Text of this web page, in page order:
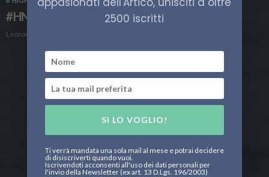
#HN24Daily, Diario di Bordo 20 Luglio
Leonardo Parigi
2500 iscritti
SI LO VOGLIO!
Ti verrà mandata una sola mail al mese e potrai decidere
di disiscriverti quando vuoi.
Iscrivendoti acconsenti all'uso dei dati personali per
l'invio della Newsletter (ex art. 13 D.Lgs. 196/2003)